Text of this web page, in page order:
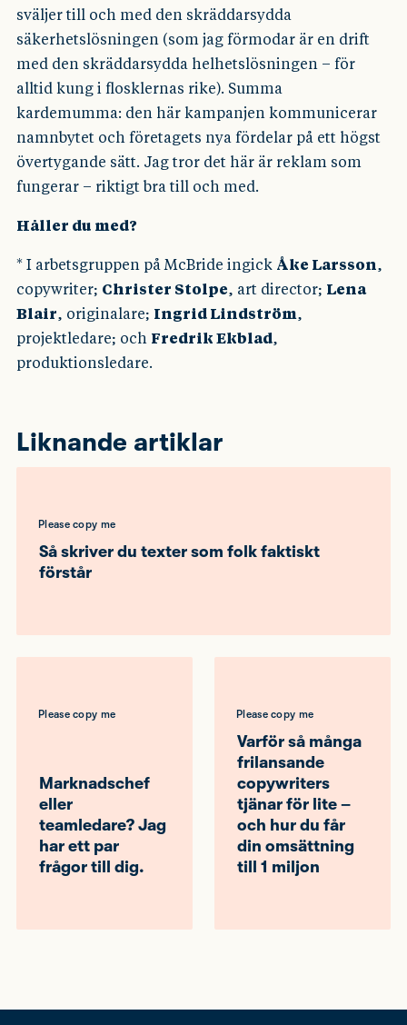
sväljer till och med den skräddarsydda
säkerhetslösningen (som jag förmodar är en drift
med den skräddarsydda helhetslösningen – för
alltid kung i flosklernas rike). Summa
kardemumma: den här kampanjen kommunicerar
namnbytet och företagets nya fördelar på ett högst
övertygande sätt. Jag tror det här är reklam som
fungerar – riktigt bra till och med.
Håller du med?
* I arbetsgruppen på McBride ingick Åke Larsson,
copywriter; Christer Stolpe, art director; Lena
Blair, originalare; Ingrid Lindström,
projektledare; och Fredrik Ekblad,
produktionsledare.
Liknande artiklar
Please copy me
Så skriver du texter som folk faktiskt
förstår
Please copy me
Marknadschef
eller
teamledare? Jag
har ett par
frågor till dig.
Please copy me
Varför så många
frilansande
copywriters
tjänar för lite –
och hur du får
din omsättning
till 1 miljon